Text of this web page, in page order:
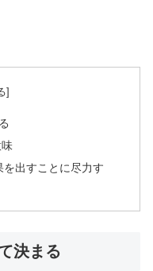
出すことに尽力す
決まる